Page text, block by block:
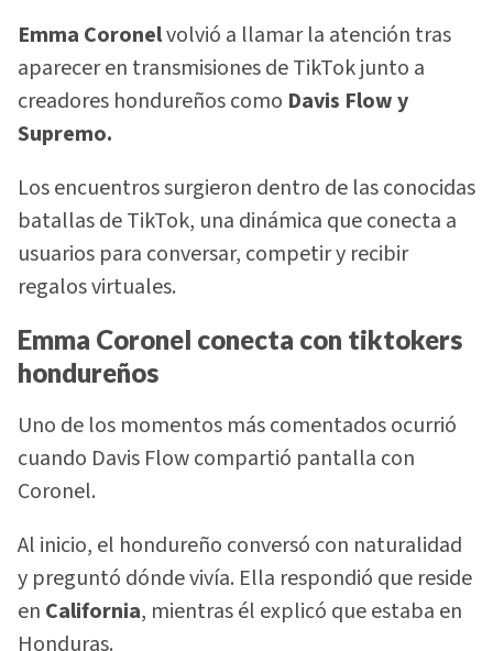
Emma Coronelvolvió a llamar la atención tras
aparecer en transmisiones de TikTok junto a
creadores hondureños como Davis Flow y
Supremo.
Los encuentros surgieron dentro de las conocidas
batallas de TikTok, una dinámica que conecta a
usuarios para conversar, competir y recibir
regalos virtuales.
Emma Coronel conecta con tiktokers
hondureños
Uno de los momentos más comentados ocurrió
cuando Davis Flow compartió pantalla con
Coronel.
Al inicio, el hondureño conversó con naturalidad
y preguntó dónde vivía. Ella respondió que reside
en California, mientras él explicó que estaba en
Honduras.